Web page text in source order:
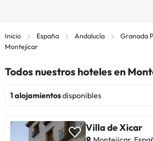
Inicio España Andalucía
Granada
Montejicar
Todos nuestros hoteles en
1 alojamientosdisponibles
Villa de Xicar